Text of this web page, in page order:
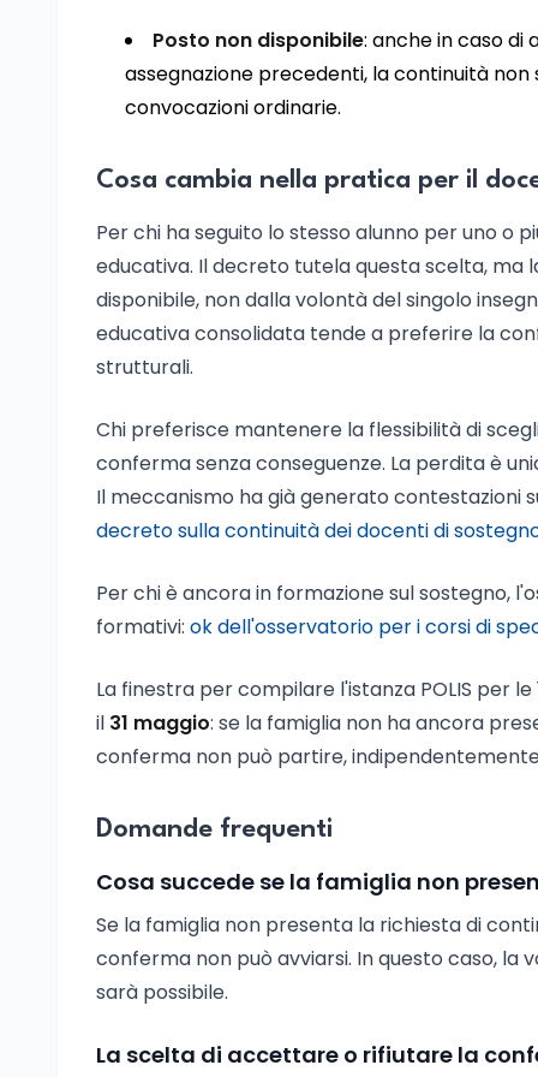
Posto non disponibile: anche in caso di
assegnazione precedenti, la continuità
convocazioni ordinarie.
Cosa cambia nella pratica per il
Per chi ha seguito lo stesso alunno per uno o
educativa. Il decreto tutela questa scelta, ma
disponibile, non dalla volontà del singolo
educativa consolidata tende a preferire la
strutturali.
Chi preferisce mantenere la flessibilità di
conferma senza conseguenze. La perdita è
Il meccanismo ha già generato contestazioni
decreto sulla continuità dei docenti di
Per chi è ancora in formazione sul sostegno,
formativi: ok dell'osservatorio per i corsi di
La finestra per compilare l'istanza POLIS per
il 31 maggio: se la famiglia non ha ancora
conferma non può partire,
Domande frequenti
Cosa succede se la famiglia non
Se la famiglia non presenta la richiesta di
conferma non può avviarsi. In questo caso,
sarà possibile.
La scelta di accettare o rifiutare la